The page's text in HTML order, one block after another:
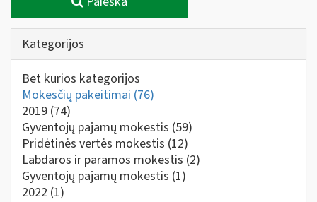
Kategorijos
Bet kurios kategorijos
Mokesčių pakeitimai (76)
2019 (74)
Gyventojų pajamų mokestis (59)
Pridėtinės vertės mokestis (12)
Labdaros ir paramos mokestis (2)
Gyventojų pajamų mokestis (1)
2022 (1)